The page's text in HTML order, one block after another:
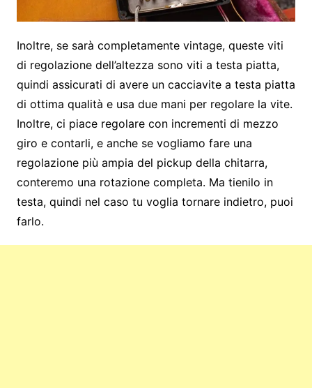
Inoltre, se sarà completamente vintage, queste viti
di regolazione dell’altezza sono viti a testa piatta,
quindi assicurati di avere un cacciavite a testa piatta
di ottima qualità e usa due mani per regolare la vite.
Inoltre, ci piace regolare con incrementi di mezzo
giro e contarli, e anche se vogliamo fare una
regolazione più ampia del pickup della chitarra,
conteremo una rotazione completa. Ma tienilo in
testa, quindi nel caso tu voglia tornare indietro, puoi
farlo.